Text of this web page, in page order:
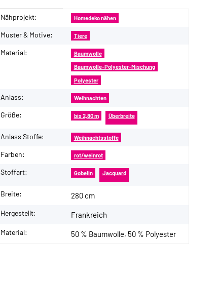
Produkteigenschaft
Wert
Nähprojekt: Homedeko nähen
Muster & Motive: Tiere
Material: Baumwolle
Baumwolle-Polyester-Mischung
Polyester
Anlass: Weihnachten
Größe: bis 2,80 m Überbreite
Anlass Stoffe: Weihnachtsstoffe
Farben: rot/weinrot
Stoffart: Gobelin Jacquard
Breite: 280 cm
Hergestellt: Frankreich
Material: 50 % Baumwolle, 50 % Polyester